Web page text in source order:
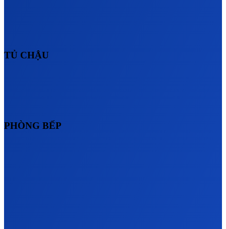
TỦ CHẬU
PHÒNG BẾP